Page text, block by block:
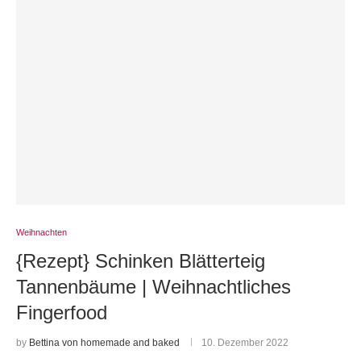
Weihnachten
{Rezept} Schinken Blätterteig
Tannenbäume | Weihnachtliches
Fingerfood
by Bettina von homemade and baked 10. Dezember 2022